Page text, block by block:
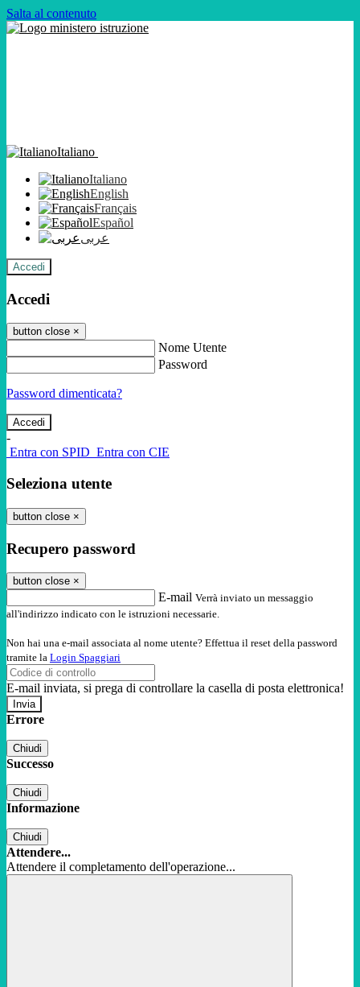
Salta al contenuto
Italiano
Italiano
English
Français
Español
عربى
Accedi
Accedi
button close ×
Nome Utente
Password
Password dimenticata?
-
Entra con SPID Entra con CIE
Seleziona utente
button close ×
Recupero password
button close ×
E-mail Verrà inviato un messaggio
all'indirizzo indicato con le istruzioni necessarie.
Non hai una e-mail associata al nome utente? Effettua il reset della password
tramite la Login Spaggiari
E-mail inviata, si prega di controllare la casella di posta elettronica!
Errore
Chiudi
Successo
Chiudi
Informazione
Chiudi
Attendere...
Attendere il completamento dell'operazione...